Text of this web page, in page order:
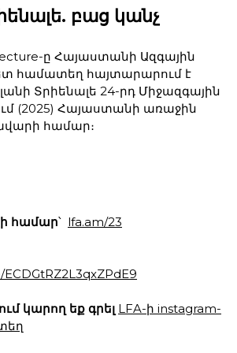
բաց կանչ
ը Հայաստանի Ազգային
համատեղ հայտարարում է
Տրիենալե 24-րդ Միջազգային
(2025) Հայաստանի առաջին
համար։
համար՝ lfa.am/23
կարող եք գրել LFA-ի instagram-